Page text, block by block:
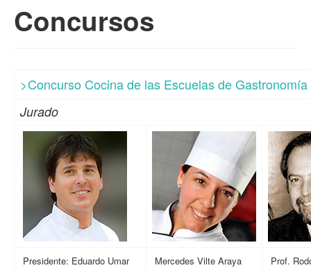
Concursos
>Concurso Cocina de las Escuelas de
Jurado
Presidente: Eduardo Umar Mercedes Vilte Araya Prof.